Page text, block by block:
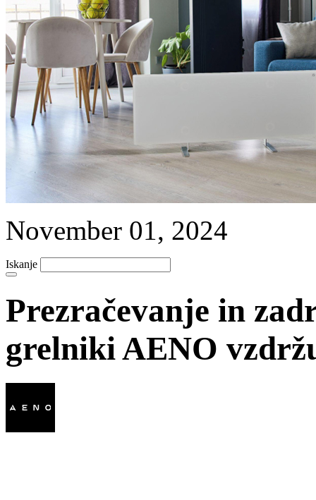
November 01, 2024
Iskanje
Prezračevanje in
grelniki AENO